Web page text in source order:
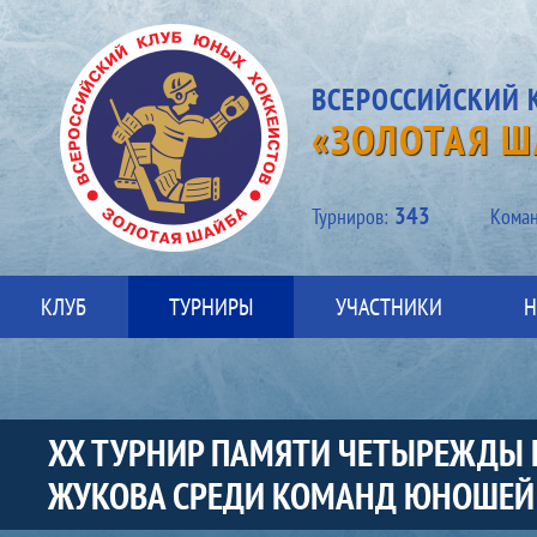
«ЗОЛОТАЯ
Турниров: 343
КЛУБ ТУРНИРЫ УЧАСТНИКИ
XX ТУРНИР ПАМЯТИ ЧЕТЫРЕЖДЫ
ЖУКОВА СРЕДИ КОМАНД